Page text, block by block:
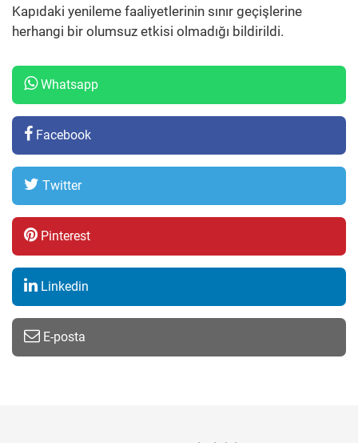
Kapıdaki yenileme faaliyetlerinin sınır geçişlerine
herhangi bir olumsuz etkisi olmadığı bildirildi.
Whatsapp
Facebook
Twitter
Pinterest
Linkedin
E-posta